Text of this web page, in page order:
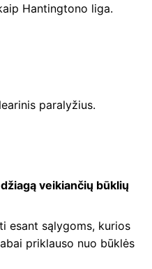
Hantingtono liga.
paralyžius.
veikiančių būklių
esant sąlygoms, kurios
priklauso nuo būklės